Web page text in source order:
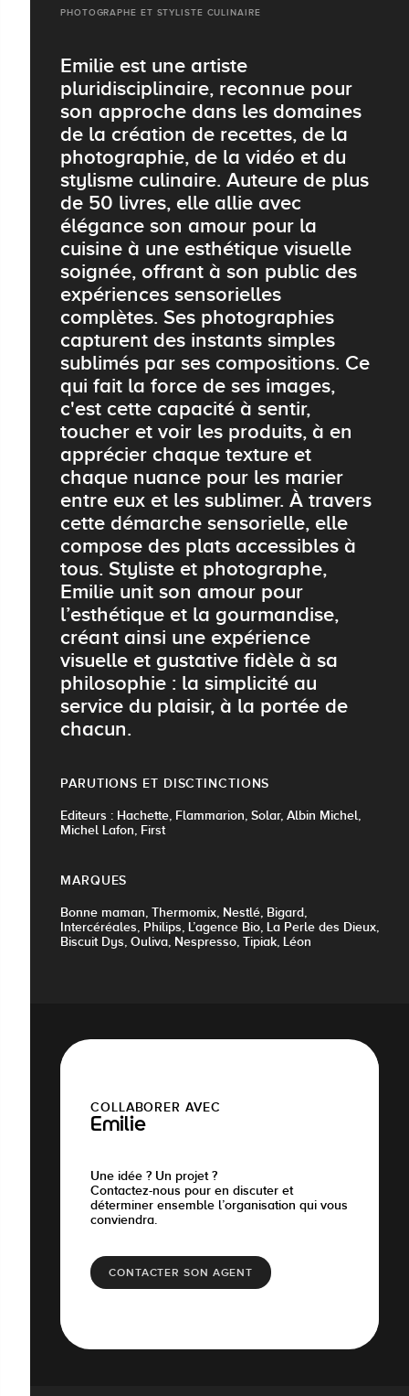
PHOTOGRAPHE ET STYLISTE CULINAIRE
Emilie est une artiste
pluridisciplinaire, reconnue pour
son approche dans les domaines
de la création de recettes, de la
photographie, de la vidéo et du
stylisme culinaire. Auteure de plus
de 50 livres, elle allie avec
élégance son amour pour la
cuisine à une esthétique visuelle
soignée, offrant à son public des
expériences sensorielles
complètes. Ses photographies
capturent des instants simples
sublimés par ses compositions. Ce
qui fait la force de ses images,
c'est cette capacité à sentir,
toucher et voir les produits, à en
apprécier chaque texture et
chaque nuance pour les marier
entre eux et les sublimer. À travers
cette démarche sensorielle, elle
compose des plats accessibles à
tous. Styliste et photographe,
Emilie unit son amour pour
l’esthétique et la gourmandise,
créant ainsi une expérience
visuelle et gustative fidèle à sa
philosophie : la simplicité au
service du plaisir, à la portée de
chacun.
PARUTIONS ET DISCTINCTIONS
Editeurs : Hachette, Flammarion, Solar, Albin Michel,
Michel Lafon, First
MARQUES
Bonne maman, Thermomix, Nestlé, Bigard,
Intercéréales, Philips, L’agence Bio, La Perle des Dieux,
Biscuit Dys, Ouliva, Nespresso, Tipiak, Léon
COLLABORER AVEC
Emilie
Une idée ? Un projet ?
Contactez-nous pour en discuter et
déterminer ensemble l’organisation qui vous
conviendra.
CONTACTER SON AGENT